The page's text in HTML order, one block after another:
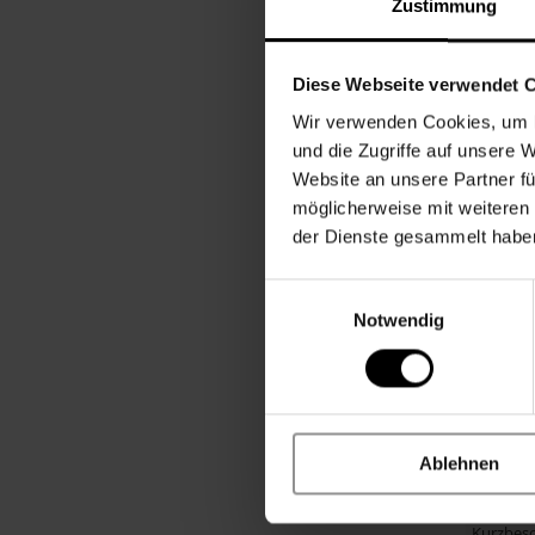
Zustimmung
Diese Webseite verwendet
Wir verwenden Cookies,
und die Zugriffe auf unsere
Website an unsere Partner
möglicherweise mit
der Dienste gesammelt
Notwendig
Ablehnen
Anlass
Hersteller